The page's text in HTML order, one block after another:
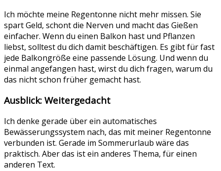
Ich möchte meine Regentonne nicht mehr missen. Sie
spart Geld, schont die Nerven und macht das Gießen
einfacher. Wenn du einen Balkon hast und Pflanzen
liebst, solltest du dich damit beschäftigen. Es gibt für fast
jede Balkongröße eine passende Lösung. Und wenn du
einmal angefangen hast, wirst du dich fragen, warum du
das nicht schon früher gemacht hast.
Ausblick: Weitergedacht
Ich denke gerade über ein automatisches
Bewässerungssystem nach, das mit meiner Regentonne
verbunden ist. Gerade im Sommerurlaub wäre das
praktisch. Aber das ist ein anderes Thema, für einen
anderen Text.